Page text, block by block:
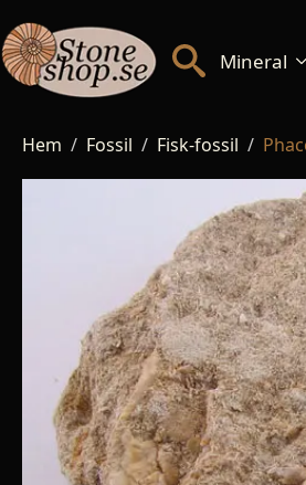
Mineral
Hem Fossil Fisk-fossil